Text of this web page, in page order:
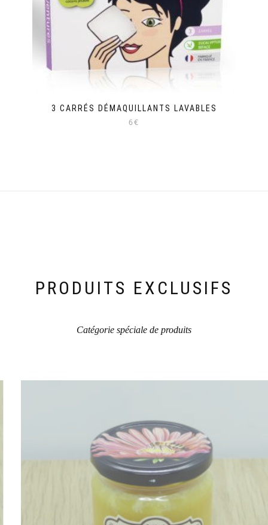
3 CARRÉS DÉMAQUILLANTS LAVABLES
6€
PRODUITS EXCLUSIFS
Catégorie spéciale de produits